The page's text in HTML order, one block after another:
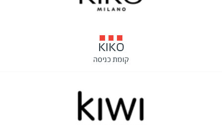
KIKO
קומת כניסה